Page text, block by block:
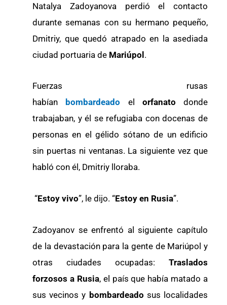
Natalya Zadoyanova perdió el contacto
durante semanas con su hermano pequeño,
Dmitriy, que quedó atrapado en la asediada
ciudad portuaria de Mariúpol.
Fuerzas rusas
habían
bombardeado el orfanato donde
trabajaban, y él se refugiaba con docenas de
personas en el gélido sótano de un edificio
sin puertas ni ventanas. La siguiente vez que
habló con él, Dmitriy lloraba.
“Estoy vivo”, le dijo. “Estoy en Rusia”.
Zadoyanov se enfrentó al siguiente capítulo
de la devastación para la gente de Mariúpol y
otras ciudades ocupadas: Traslados
forzosos a Rusia, el país que había matado a
sus vecinos y bombardeado sus localidades